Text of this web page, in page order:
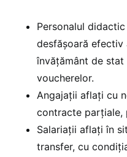
Personalul
desfășoară
învățământ de
voucherelor.
Angajații aflați cu
contracte parțiale,
Salariații aflați în
transfer, cu